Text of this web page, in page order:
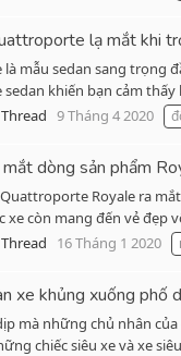
lạ mắt khi
mẫu sedan sang trọng
khiến bạn cảm
Thread 9 Tháng 4 2020
dòng sản phẩm
Royale ra
xe còn mang đến vẻ đẹp
Thread 16 Tháng 1 2020
xe khủng xuống phố
mà những chủ nhân
chiếc siêu xe và xe